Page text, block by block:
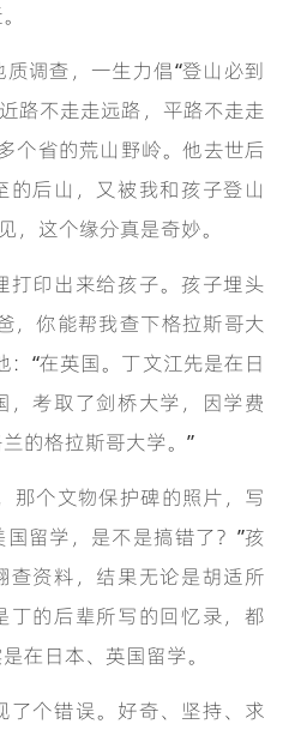
调查，一生力倡“登山必到
路不走走远路，平路不走走
个省的荒山野岭。他去世后
的后山，又被我和孩子登山
，这个缘分真是奇妙。
印出来给孩子。孩子埋头
，你能帮我查下格拉斯哥大
：“在英国。丁文江先是在日
，考取了剑桥大学，因学费
的格拉斯哥大学。”
个文物保护碑的照片，写
留学，是不是搞错了？”孩
查资料，结果无论是胡适所
丁的后辈所写的回忆录，都
在日本、英国留学。
个错误。好奇、坚持、求